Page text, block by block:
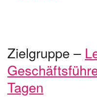
Zielgruppe –
Tagen